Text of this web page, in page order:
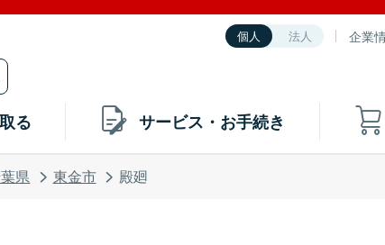
個人 法人 企業
る サービス・お手続き
県 東金市 殿廻